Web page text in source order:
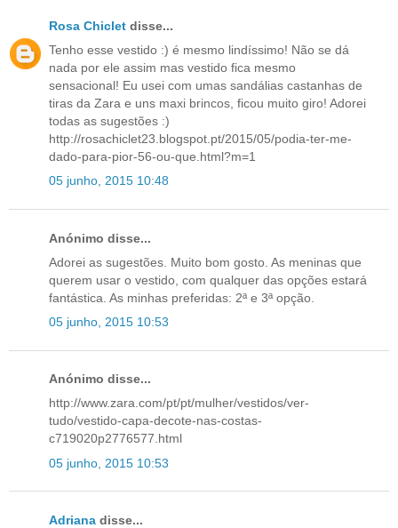
Rosa Chiclet disse...
Tenho esse vestido :) é mesmo lindíssimo! Não se dá
nada por ele assim mas vestido fica mesmo
sensacional! Eu usei com umas sandálias castanhas de
tiras da Zara e uns maxi brincos, ficou muito giro! Adorei
todas as sugestões :)
http://rosachiclet23.blogspot.pt/2015/05/podia-ter-me-
dado-para-pior-56-ou-que.html?m=1
05 junho, 2015 10:48
Anónimo disse...
Adorei as sugestões. Muito bom gosto. As meninas que
querem usar o vestido, com qualquer das opções estará
fantástica. As minhas preferidas: 2ª e 3ª opção.
05 junho, 2015 10:53
Anónimo disse...
http://www.zara.com/pt/pt/mulher/vestidos/ver-
tudo/vestido-capa-decote-nas-costas-
c719020p2776577.html
05 junho, 2015 10:53
Adriana disse...